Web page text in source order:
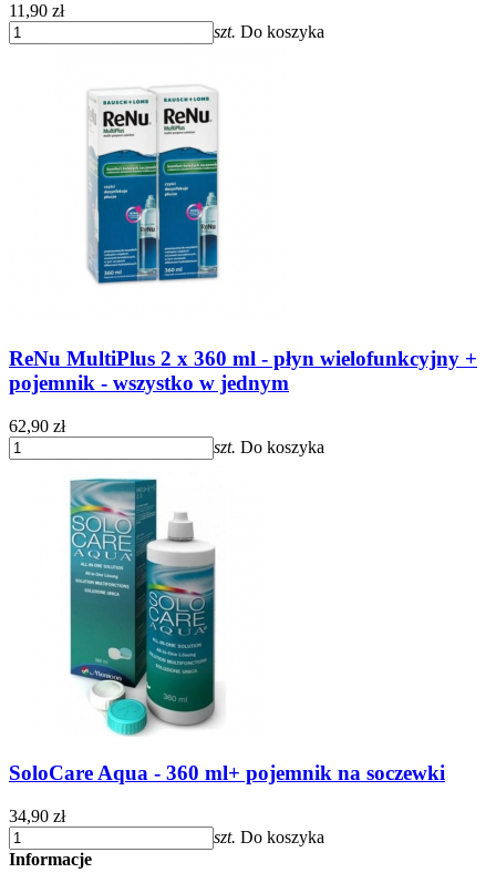
11,90 zł
szt. Do koszyka
ReNu MultiPlus 2 x 360 ml - płyn wielofunkcyjny +
pojemnik - wszystko w jednym
62,90 zł
szt. Do koszyka
SoloCare Aqua - 360 ml+ pojemnik na soczewki
34,90 zł
szt. Do koszyka
Informacje